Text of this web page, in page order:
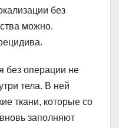
без
можно.
без операции не
тела. В ней
ткани, которые со
заполняют